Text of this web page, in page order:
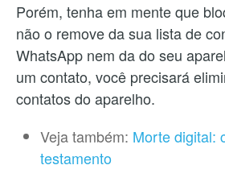
Porém, tenha em mente que
não o remove da sua lista de
WhatsApp nem da do seu
um contato, você precisará
contatos do aparelho.
Veja também: Morte digital:
testamento